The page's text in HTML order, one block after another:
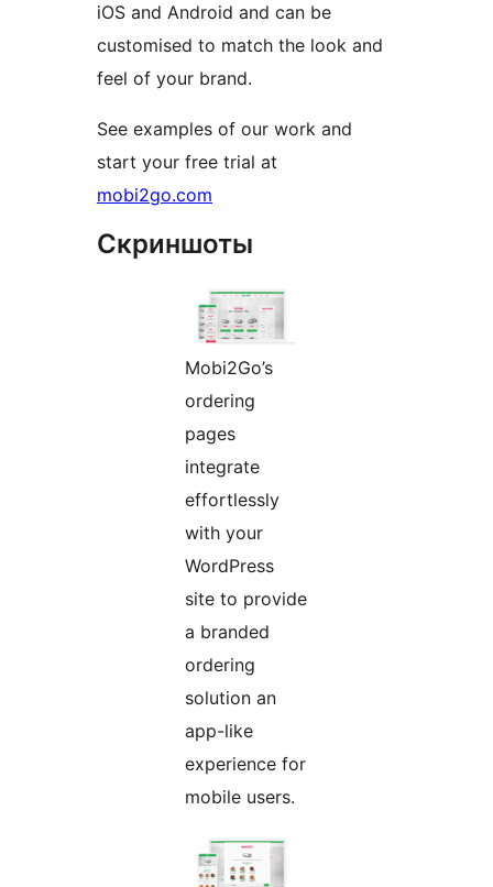
iOS and Android and can be
customised to match the look and
feel of your brand.
See examples of our work and
start your free trial at
mobi2go.com
Скриншоты
Mobi2Go’s
ordering
pages
integrate
effortlessly
with your
WordPress
site to provide
a branded
ordering
solution an
app-like
experience for
mobile users.